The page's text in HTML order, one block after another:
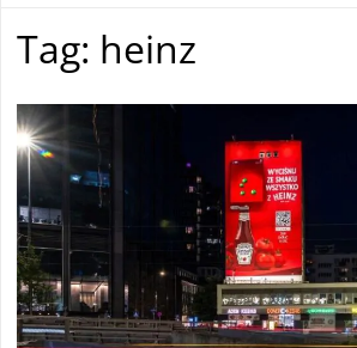
Tag: heinz